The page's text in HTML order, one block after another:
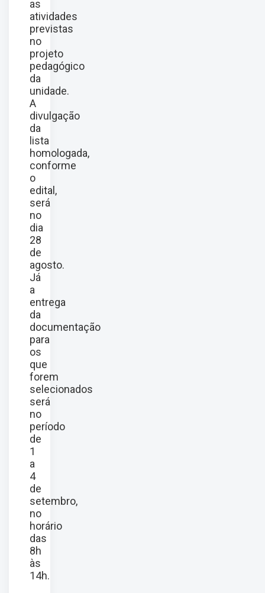
as
atividades
previstas
no
projeto
pedagógico
da
unidade.
A
divulgação
da
lista
homologada,
conforme
o
edital,
será
no
dia
28
de
agosto.
Já
a
entrega
da
documentação
para
os
que
forem
selecionados
será
no
período
de
1
a
4
de
setembro,
no
horário
das
8h
às
14h.